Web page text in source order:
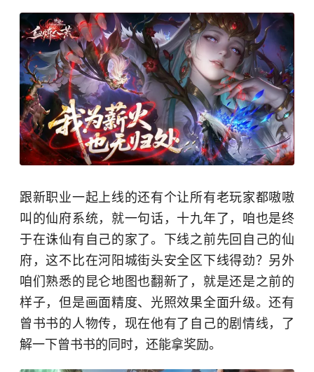
跟新职业一起上线的还有个让所有老玩家都嗷嗷
叫的仙府系统，就一句话，十九年了，咱也是终
于在诛仙有自己的家了。下线之前先回自己的仙
府，这不比在河阳城街头安全区下线得劲？另外
咱们熟悉的昆仑地图也翻新了，就是还是之前的
样子，但是画面精度、光照效果全面升级。还有
曾书书的人物传，现在他有了自己的剧情线，了
解一下曾书书的同时，还能拿奖励。